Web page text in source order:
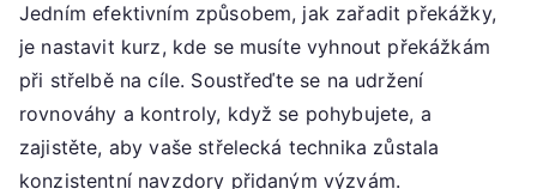
Jedním efektivním způsobem, jak zařadit překážky,
je nastavit kurz, kde se musíte vyhnout překážkám
při střelbě na cíle. Soustřeďte se na udržení
rovnováhy a kontroly, když se pohybujete, a
zajistěte, aby vaše střelecká technika zůstala
konzistentní navzdory přidaným výzvám.